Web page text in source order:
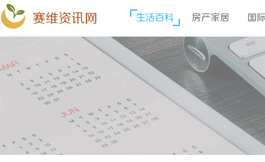
赛维资讯网 生活百科 房产家居 国